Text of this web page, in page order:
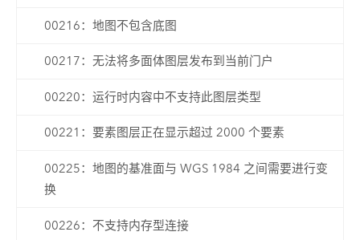
00216：地图不包含底图
00217：无法将多面体图层发布到当前门户
00220：运行时内容中不支持此图层类型
00221：要素图层正在显示超过 2000 个要素
00225：地图的基准面与 WGS 1984 之间需要进行变
换
00226：不支持内存型连接